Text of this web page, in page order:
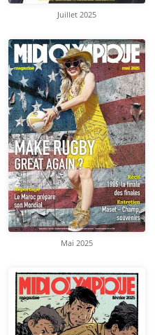
Juillet 2025
Mai 2025